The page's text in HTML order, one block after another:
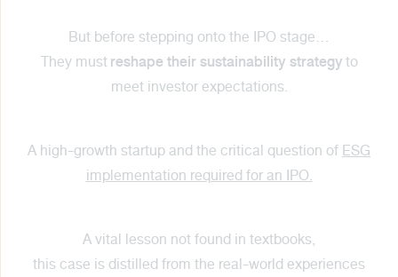
But before stepping onto the IPO stage…
They mustreshape their sustainability strategyto
meet investor expectations.
A high-growth startup and the critical question ofESG
implementation required for an IPO.
A vital lesson not found in textbooks,
this case is distilled from the real-world experiences